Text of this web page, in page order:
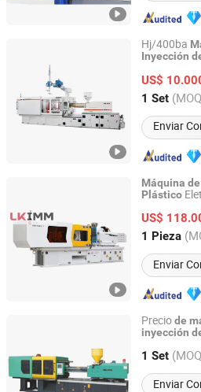
Hj/400ba
Inyección
US$
1 Set
Enviar
Ningbo Beilun Allway Machinery
Zhejiang, China
Máquina de
Plástico
US$
1 Pieza
Enviar
L.K.INTERNATIONAL DIE-
Zhejiang, China
Preciode
inyección
1 Set
Enviar
TAIZHOU GUANGDU PLASTIC
Zhejiang, China